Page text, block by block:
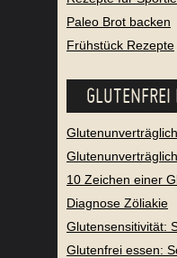
Paleo Brot backen
Frühstück Rezepte
10 Zeichen einer
Diagnose Zöliakie
Glutensensitivität:
Glutenfrei essen: